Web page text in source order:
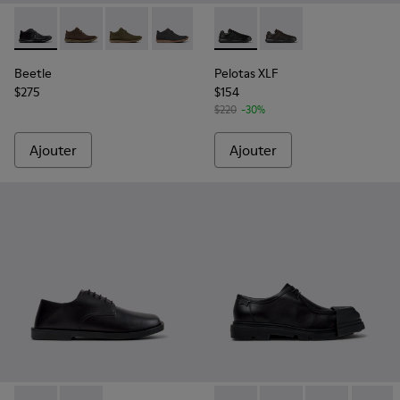
Beetle - 36678-094 - Bottines en cuir noir pour homme.
Beetle - 36678-090
Beetle - 36678-087
Beetle - 36678-086
Beetle - 36678-083
Beetle - 36678-082
Beetle
$275
Ajouter
Pelotas XLF - K100752-001
Pelotas XLF -
Pelotas XLF
$154
$220 -30%
Ajouter